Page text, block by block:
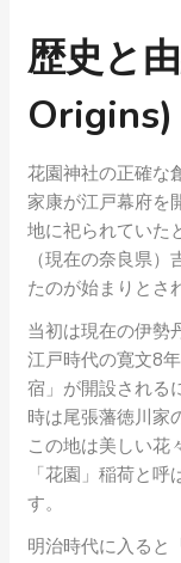
歴史と
Origins)
花園神社の正確な
家康が江戸幕府を
地に祀られていた
（現在の奈良県
たのが始まりとさ
当初は現在の伊勢
江戸時代の寛文8
宿」が開設される
時は尾張藩徳川家
この地は美しい花
「花園」稲荷と
す。
明治時代に入ると